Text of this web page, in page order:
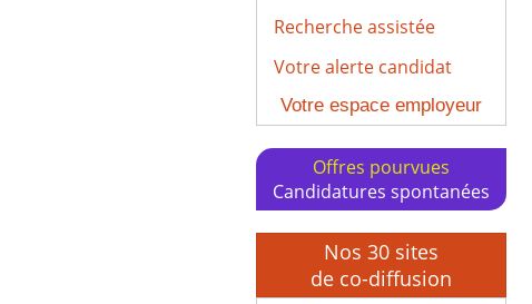
Recherche assistée
Votre alerte candidat
Votre espace employeur
Offres pourvues
Candidatures spontanées
Nos 30 sites
de co-diffusion